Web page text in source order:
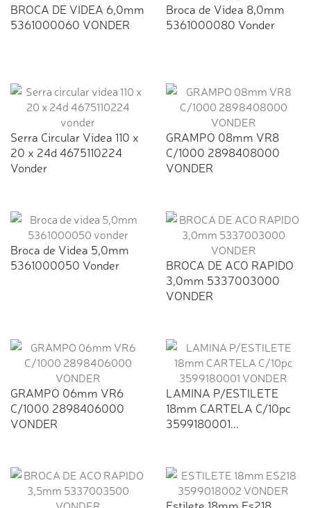
BROCA DE VIDEA 6,0mm
5361000060 VONDER
Broca de Videa 8,0mm
5361000080 Vonder
Serra Circular Videa 110 x
20 x 24d 4675110224
Vonder
GRAMPO 08mm VR8
C/1000 2898408000
VONDER
Broca de Videa 5,0mm
5361000050 Vonder
BROCA DE ACO RAPIDO
3,0mm 5337003000
VONDER
GRAMPO 06mm VR6
C/1000 2898406000
VONDER
LAMINA P/ESTILETE
18mm CARTELA C/10pc
3599180001...